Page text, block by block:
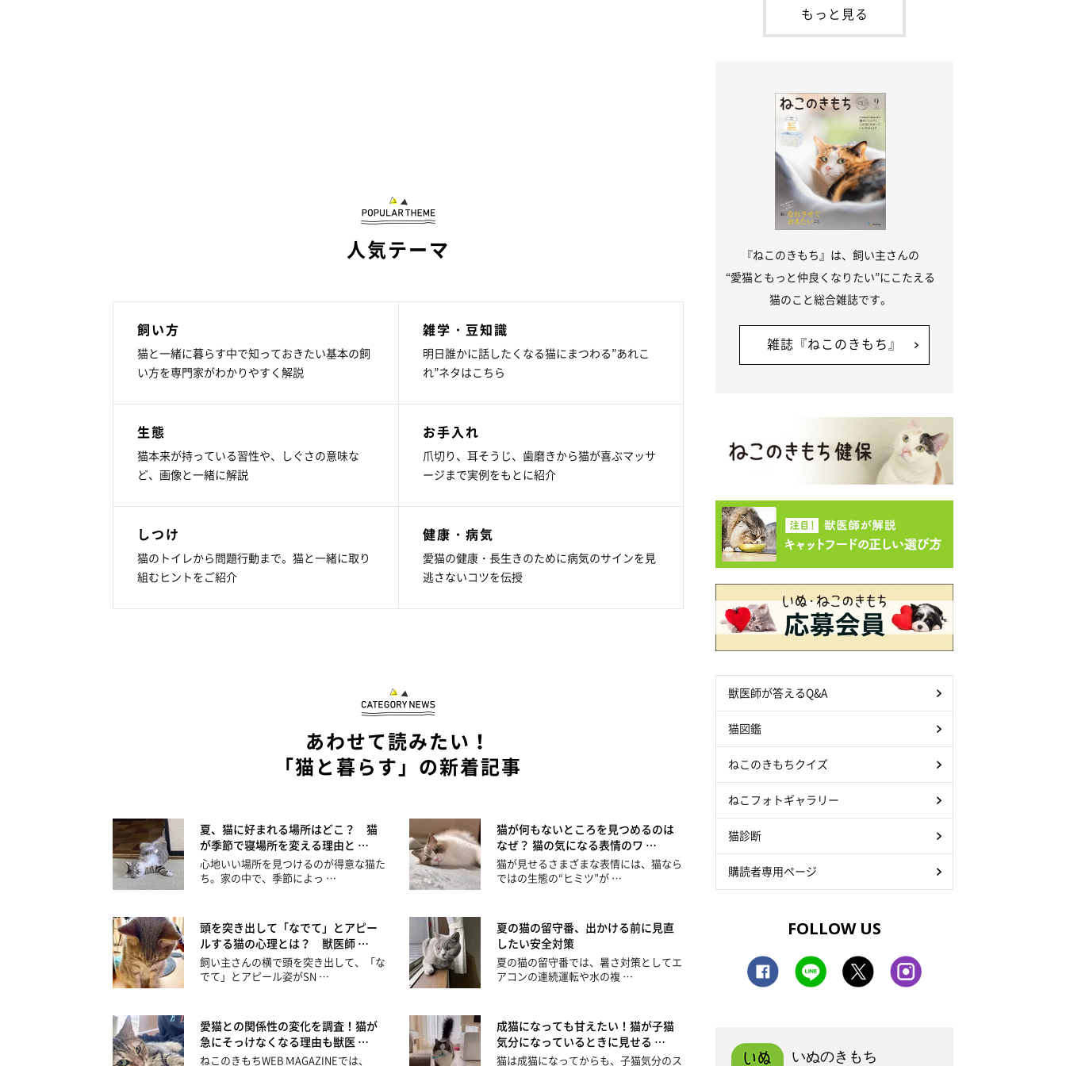
人気テーマ
飼い方
猫と一緒に暮らす中で知っておきたい基本の飼
い方を専門家がわかりやすく解説
雑学・豆知識
明日誰かに話したくなる猫にまつわる”あれこ
れ”ネタはこちら
生態
猫本来が持っている習性や、しぐさの意味な
ど、画像と一緒に解説
お手入れ
爪切り、耳そうじ、歯磨きから猫が喜ぶマッサ
ージまで実例をもとに紹介
しつけ
猫のトイレから問題行動まで。猫と一緒に取り
組むヒントをご紹介
健康・病気
愛猫の健康・長生きのために病気のサインを見
逃さないコツを伝授
あわせて読みたい！
「猫と暮らす」の新着記事
夏、猫に好まれる場所はどこ？ 猫
が季節で寝場所を変える理由と …
心地いい場所を見つけるのが得意な猫た
ち。家の中で、季節によっ …
猫が何もないところを見つめるのは
なぜ？ 猫の気になる表情のワ …
猫が見せるさまざまな表情には、猫なら
ではの生態の“ヒミツ”が …
頭を突き出して「なでて」とアピー
ルする猫の心理とは？ 獣医師 …
飼い主さんの横で頭を突き出して、「な
でて」とアピール姿がSN …
夏の猫の留守番、出かける前に見直
したい安全対策
夏の猫の留守番では、暑さ対策としてエ
アコンの連続運転や水の複 …
愛猫との関係性の変化を調査！猫が
急にそっけなくなる理由も獣医 …
ねこのきもちWEB MAGAZINEでは、
成猫になっても甘えたい！猫が子猫
気分になっているときに見せる …
猫は成猫になってからも、子猫気分のス
が通れる程度に
には、実際に猫は甘噛みする相手を選んで
いるのか、その真相をお聞きします。約6
割の飼い主さんが「甘噛みする相手を選ん
もっと見る
『ねこのきもち』は、飼い主さんの
“愛猫ともっと仲良くなりたい”にこたえる
猫のこと総合雑誌です。
雑誌『ねこのきもち』
獣医師が答えるQ&A
猫図鑑
ねこのきもちクイズ
ねこフォトギャラリー
猫診断
購読者専用ページ
FOLLOW US
いぬのきもち